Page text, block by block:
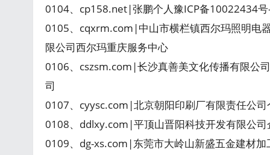
0104、cp158.net|张鹏个人豫ICP备10022434
0105、cqxrm.com|中山市横栏镇西尔玛照明电
限公司西尔玛重庆服务中心
0106、cszsm.com|长沙真善美文化传播有限公
司
0107、cyysc.com|北京朝阳印刷厂有限责任公
0108、ddlxy.com|平顶山晋阳科技开发有限公
0109、dg-xs.com|东莞市大岭山新盛五金建材